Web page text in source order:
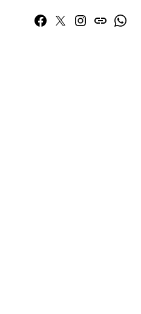
Facebook
TwitterInstagram
issuu